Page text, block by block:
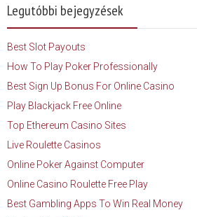
Legutóbbi bejegyzések
Best Slot Payouts
How To Play Poker Professionally
Best Sign Up Bonus For Online Casino
Play Blackjack Free Online
Top Ethereum Casino Sites
Live Roulette Casinos
Online Poker Against Computer
Online Casino Roulette Free Play
Best Gambling Apps To Win Real Money